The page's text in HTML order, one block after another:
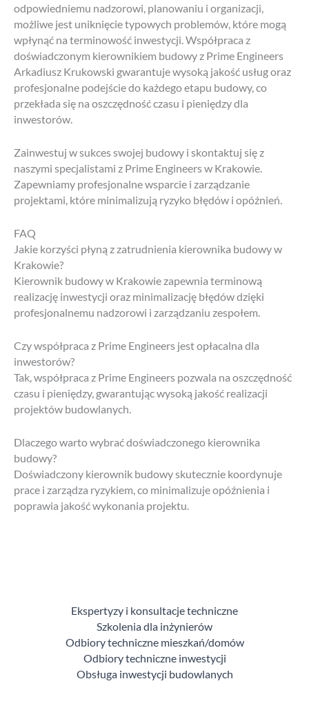
odpowiedniemu nadzorowi, planowaniu i organizacji,
możliwe jest uniknięcie typowych problemów, które mogą
wpłynąć na terminowość inwestycji. Współpraca z
doświadczonym kierownikiem budowy z Prime Engineers
Arkadiusz Krukowski gwarantuje wysoką jakość usług oraz
profesjonalne podejście do każdego etapu budowy, co
przekłada się na oszczędność czasu i pieniędzy dla
inwestorów.
Zainwestuj w sukces swojej budowy i skontaktuj się z
naszymi specjalistami z Prime Engineers w Krakowie.
Zapewniamy profesjonalne wsparcie i zarządzanie
projektami, które minimalizują ryzyko błędów i opóźnień.
FAQ
Jakie korzyści płyną z zatrudnienia kierownika budowy w
Krakowie?
Kierownik budowy w Krakowie zapewnia terminową
realizację inwestycji oraz minimalizację błędów dzięki
profesjonalnemu nadzorowi i zarządzaniu zespołem.
Czy współpraca z Prime Engineers jest opłacalna dla
inwestorów?
Tak, współpraca z Prime Engineers pozwala na oszczędność
czasu i pieniędzy, gwarantując wysoką jakość realizacji
projektów budowlanych.
Dlaczego warto wybrać doświadczonego kierownika
budowy?
Doświadczony kierownik budowy skutecznie koordynuje
prace i zarządza ryzykiem, co minimalizuje opóźnienia i
poprawia jakość wykonania projektu.
Ekspertyzy i konsultacje techniczne
Szkolenia dla inżynierów
Odbiory techniczne mieszkań/domów
Odbiory techniczne inwestycji
Obsługa inwestycji budowlanych